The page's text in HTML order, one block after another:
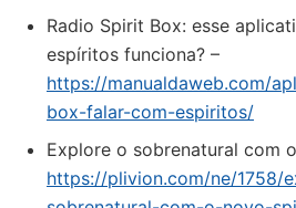
Radio Spirit Box: esse
espíritos funciona? –
https://manualdaweb.com/
box-falar-com-espiritos/
Explore o sobrenatural com
https://plivion.com/ne/1758/